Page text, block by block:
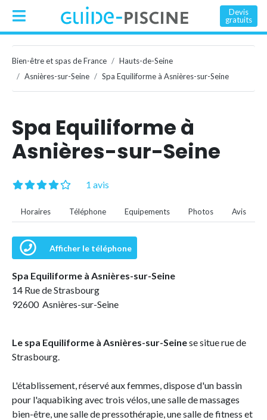
Devis
gratuits
Bien-être et spas de France
Hauts-de-Seine
Asnières-sur-Seine
Spa Equiliforme à Asnières-sur-Seine
Spa Equiliforme à
Asnières-sur-Seine
1 avis
Horaires Téléphone Equipements Photos Avis
Afficher le téléphone
Spa Equiliforme à Asnières-sur-Seine
14 Rue de Strasbourg
92600 Asnières-sur-Seine
Le spa Equiliforme à Asnières-sur-Seinese situe rue de
Strasbourg.
L'établissement, réservé aux femmes, dispose d'un bassin
pour l'aquabiking avec trois vélos, une salle de massages
bien-être, une salle de pressothérapie, une salle de fitness et